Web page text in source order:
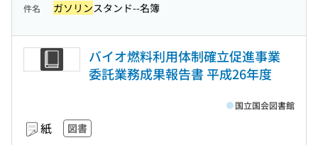
件名 ガソリンスタンド--名簿
バイオ燃料利用体制確立促進事業
委託業務成果報告書 平成26年度
紙 図書
国立国会図書館